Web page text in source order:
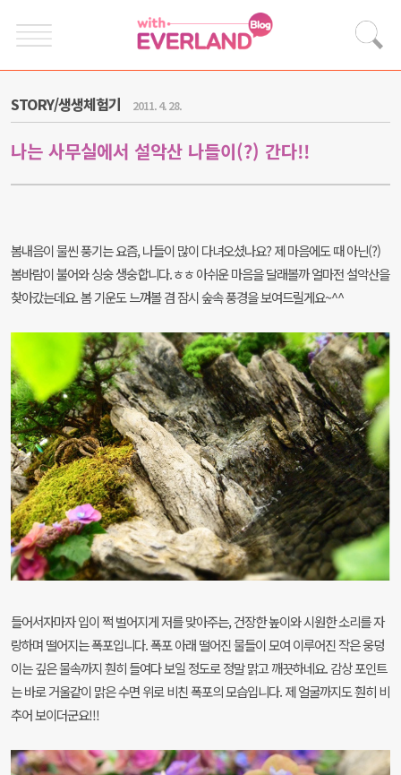
STORY/생생체험기 2011. 4. 28.
나는 사무실에서 설악산 나들이(?) 간다!!
봄내음이 물씬 풍기는 요즘, 나들이 많이 다녀오셨나요? 제 마음에도 때 아닌(?)
봄바람이 불어와 싱숭 생숭합니다.ㅎㅎ 아쉬운 마음을 달래볼까 얼마전 설악산을
찾아갔는데요. 봄 기운도 느껴볼 겸 잠시 숲속 풍경을 보여드릴게요~^^
들어서자마자 입이 쩍 벌어지게 저를 맞아주는, 건장한 높이와 시원한 소리를 자
랑하며 떨어지는 폭포입니다. 폭포 아래 떨어진 물들이 모여 이루어진 작은 웅덩
이는 깊은 물속까지 훤히 들여다 보일 정도로 정말 맑고 깨끗하네요. 감상 포인트
는 바로 거울같이 맑은 수면 위로 비친 폭포의 모습입니다. 제 얼굴까지도 훤히 비
추어 보이더군요!!!